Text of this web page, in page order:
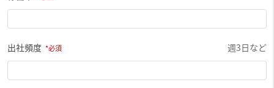
出社頻度 週3日など